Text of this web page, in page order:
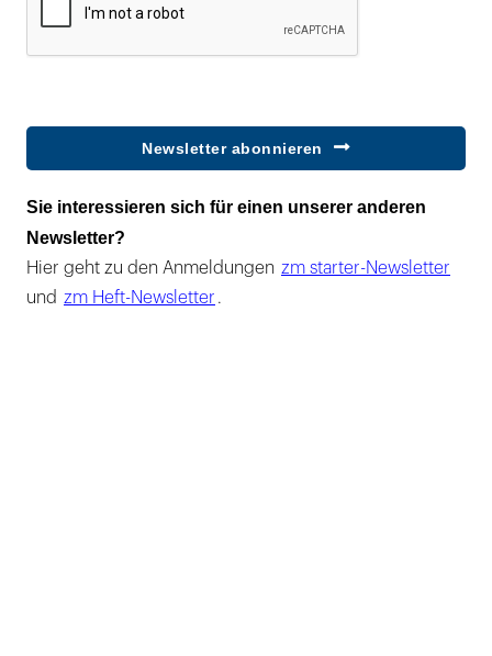
Newsletter abonnieren
Sie interessieren sich für einen unserer anderen
Newsletter?
Hier geht zu den Anmeldungen zm starter-Newsletter
und zm Heft-Newsletter .